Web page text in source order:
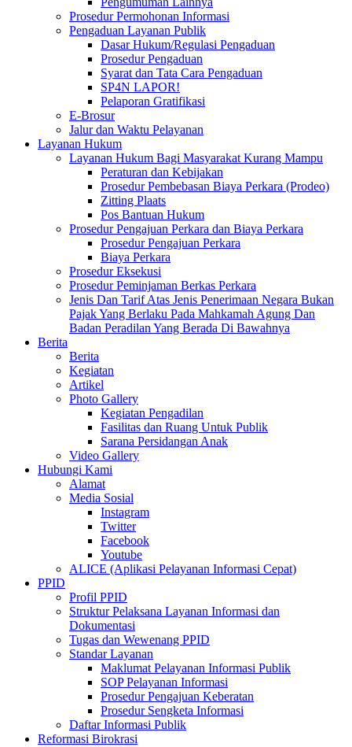
Prosedur Permohonan Informasi
Pengaduan Layanan Publik
Dasar Hukum/Regulasi Pengaduan
Prosedur Pengaduan
Syarat dan Tata Cara Pengaduan
SP4N LAPOR!
Pelaporan Gratifikasi
E-Brosur
Jalur dan Waktu Pelayanan
Layanan Hukum
Layanan Hukum Bagi Masyarakat Kurang Mampu
Peraturan dan Kebijakan
Prosedur Pembebasan Biaya Perkara (Prodeo)
Zitting Plaats
Pos Bantuan Hukum
Prosedur Pengajuan Perkara dan Biaya Perkara
Prosedur Pengajuan Perkara
Biaya Perkara
Prosedur Eksekusi
Prosedur Peminjaman Berkas Perkara
Jenis Dan Tarif Atas Jenis Penerimaan Negara Bukan
Pajak Yang Berlaku Pada Mahkamah Agung Dan
Badan Peradilan Yang Berada Di Bawahnya
Berita
Berita
Kegiatan
Artikel
Photo Gallery
Kegiatan Pengadilan
Fasilitas dan Ruang Untuk Publik
Sarana Persidangan Anak
Video Gallery
Hubungi Kami
Alamat
Media Sosial
Instagram
Twitter
Facebook
Youtube
ALICE (Aplikasi Pelayanan Informasi Cepat)
PPID
Profil PPID
Struktur Pelaksana Layanan Informasi dan
Dokumentasi
Tugas dan Wewenang PPID
Standar Layanan
Maklumat Pelayanan Informasi Publik
SOP Pelayanan Informasi
Prosedur Pengajuan Keberatan
Prosedur Sengketa Informasi
Daftar Informasi Publik
Reformasi Birokrasi